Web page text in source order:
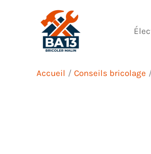
Accueil Conseils bricolage